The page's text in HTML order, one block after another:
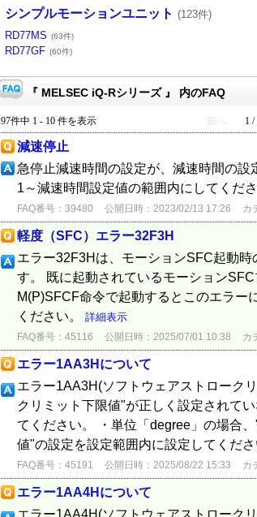
シンプルモーションユニット (123件)
RD77MS (63件)
RD77GF (60件)
『 MELSEC iQ-Rシリーズ 』 内のFAQ
97件中 1 - 10 件を表示 前へ 1
減速停止
急停止減速時間の設定が、減速時間の
1～減速時間設定値の範囲内にしてくださ
FAQ番号：39480 公開日時：2023/02/13 17:26 カ
軽度（SFC）エラー32F3H
エラー32F3Hは、モーションSFC起動
す。 既に起動されているモーション
M(P)SFCF命令で起動するとこのエラー
ください。 詳細表示
FAQ番号：45116 公開日時：2025/07/01 10:38 カ
エラー1AA3Hについて
エラー1AA3H(ソフトウェアストローク
クリミット下限値"が正しく設定されて
てください。 ・単位「degree」の場合
値"の設定を設定範囲内に設定してくださ
FAQ番号：45191 公開日時：2025/08/22 15:33 カ
エラー1AA4Hについて
エラー1AA4H(ソフトウェアストローク